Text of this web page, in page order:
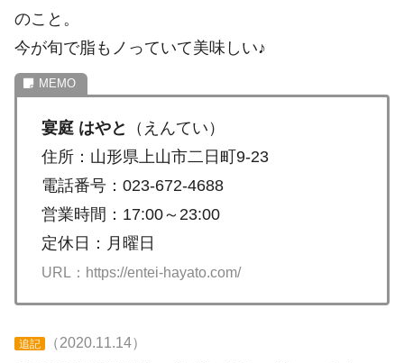
のこと。
今が旬で脂もノっていて美味しい♪
宴庭 はやと
（えんてい）
住所：山形県上山市二日町9-23
電話番号：023-672-4688
営業時間：17:00～23:00
定休日：月曜日
URL：https://entei-hayato.com/
追記
（2020.11.14）